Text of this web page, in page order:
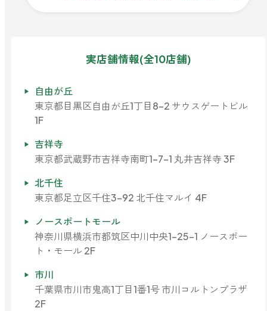
実店舗情報(全10店舗)
自由が丘
東京都目黒区自由が丘1丁目8-2 サウスゲートビル
1F
吉祥寺
東京都武蔵野市吉祥寺南町1-7-1 丸井吉祥寺 3F
北千住
東京都足立区千住3-92 北千住マルイ 4F
ノースポートモール
神奈川県横浜市都筑区中川中央1-25-1 ノースポー
ト・モール 2F
市川
千葉県市川市鬼高1丁目1番1号 市川コルトンプラザ
2F